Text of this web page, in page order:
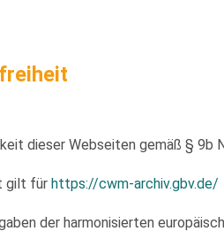
dieser Webseiten gemäß § 9b
gilt für https://cwm-archiv.gbv.de/
der harmonisierten